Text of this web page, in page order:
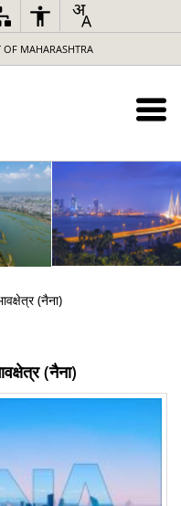
OF MAHARASHTRA
(नैना)
(नैना)